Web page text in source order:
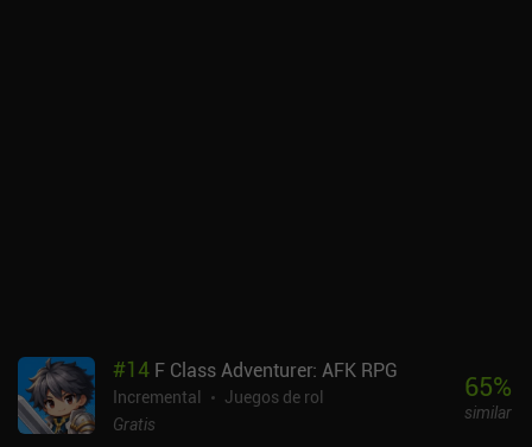
sea demasiado molesta. Aunque el juego no reinventa la rueda, su
estilo artístico y estética únicos proporcionan una experiencia
única que apreciarán incluso los veteranos del género.
#14 F Class Adventurer: AFK RPG
Incremental
Juegos de rol
Gratis
65%
similar